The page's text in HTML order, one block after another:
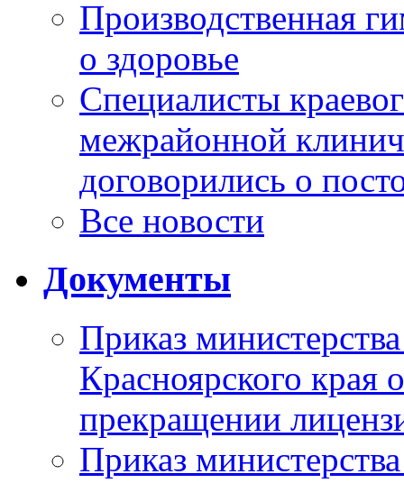
Производственная
о здоровье
Специалисты
межрайонной
договорились о
Все новости
Документы
Приказ
Красноярского
прекращении
Приказ